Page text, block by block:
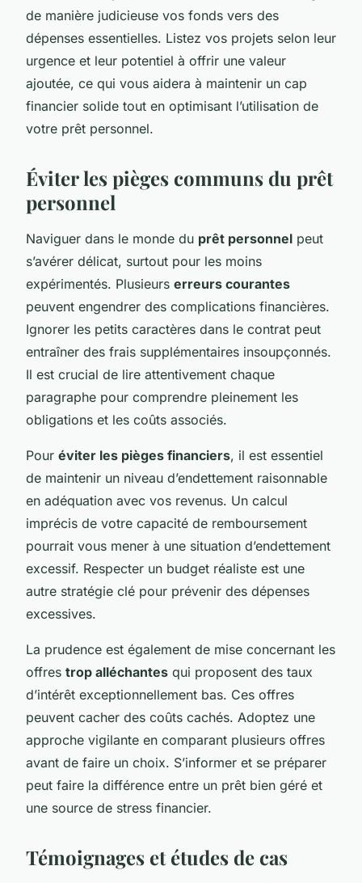
de manière judicieuse vos fonds vers des
dépenses essentielles. Listez vos projets selon leur
urgence et leur potentiel à offrir une valeur
ajoutée, ce qui vous aidera à maintenir un cap
financier solide tout en optimisant l’utilisation de
votre prêt personnel.
Éviter les pièges communs du prêt
personnel
Naviguer dans le monde du prêt personnel peut
s’avérer délicat, surtout pour les moins
expérimentés. Plusieurs erreurs courantes
peuvent engendrer des complications financières.
Ignorer les petits caractères dans le contrat peut
entraîner des frais supplémentaires insoupçonnés.
Il est crucial de lire attentivement chaque
paragraphe pour comprendre pleinement les
obligations et les coûts associés.
Pour éviter les pièges financiers, il est essentiel
de maintenir un niveau d’endettement raisonnable
en adéquation avec vos revenus. Un calcul
imprécis de votre capacité de remboursement
pourrait vous mener à une situation d’endettement
excessif. Respecter un budget réaliste est une
autre stratégie clé pour prévenir des dépenses
excessives.
La prudence est également de mise concernant les
offres trop alléchantes qui proposent des taux
d’intérêt exceptionnellement bas. Ces offres
peuvent cacher des coûts cachés. Adoptez une
approche vigilante en comparant plusieurs offres
avant de faire un choix. S’informer et se préparer
peut faire la différence entre un prêt bien géré et
une source de stress financier.
Témoignages et études de cas